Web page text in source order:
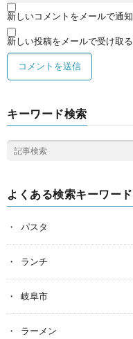
新しいコメントをメールで通知
新しい投稿をメールで受け取る
キーワード検索
よくある検索キーワード
パスタ
ランチ
岐阜市
ラーメン